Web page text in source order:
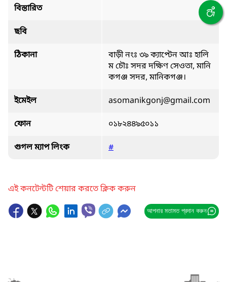
বিস্তারিত
ছবি
ঠিকানা
বাড়ী নংঃ ৩৯ ক্যাপ্টেন আঃ হালি
ম চৌঃ সদর দক্ষিণ সেওতা, মানি
কগঞ্জ সদর, মানিকগঞ্জ।
ইমেইল asomanikgonj@gmail.com
ফোন ০১৮২৪৪৯৫০১১
গুগল ম্যাপ লিংক #
এই কনটেন্টটি শেয়ার করতে ক্লিক করুন
আপনার মতামত প্রদান করুন